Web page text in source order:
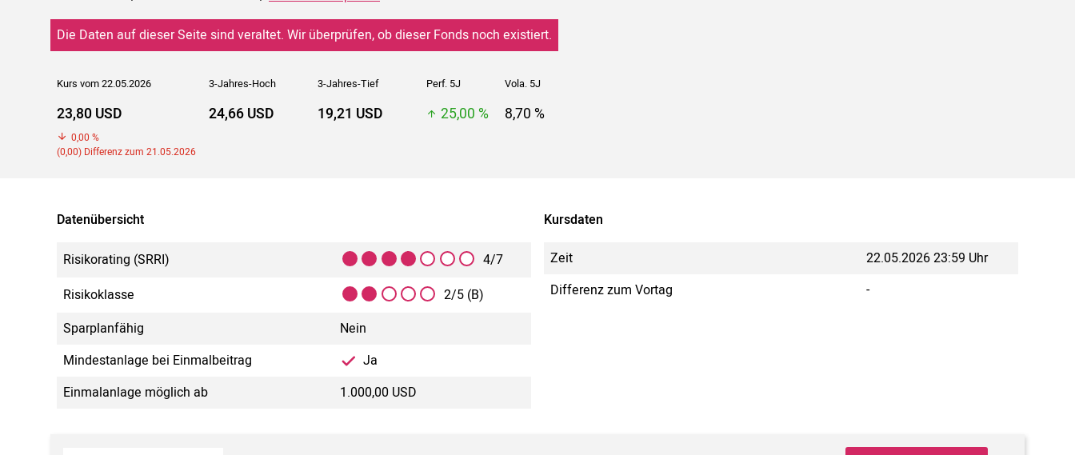
Die Daten auf dieser Seite sind veraltet. Wir überprüfen, ob dieser Fonds noch existiert.
Kurs vom 22.05.2026 3-Jahres-Hoch 3-Jahres-Tief Perf. 5J Vola. 5J
23,80 USD
0,00 %
(0,00) Differenz zum 21.05.2026
24,66 USD 19,21 USD 25,00 % 8,70 %
Datenübersicht
Risikorating (SRRI)
4/7
Risikoklasse
2/5 (B)
Sparplanfähig
Nein
Mindestanlage bei Einmalbeitrag
Ja
Einmalanlage möglich ab
1.000,00 USD
Kursdaten
Zeit
22.05.2026 23:59 Uhr
Differenz zum Vortag
-